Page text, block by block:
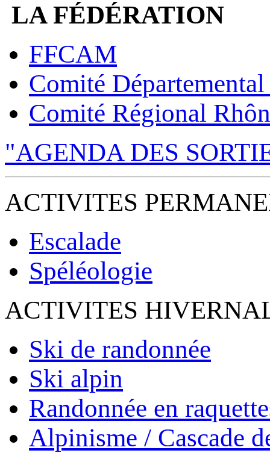
LA FÉDÉRATION
FFCAM
Comité
Comité Régional
"AGENDA DES
ACTIVITES
Escalade
Spéléologie
ACTIVITES
Ski de randonnée
Ski alpin
Randonnée en
Alpinisme / Cascade